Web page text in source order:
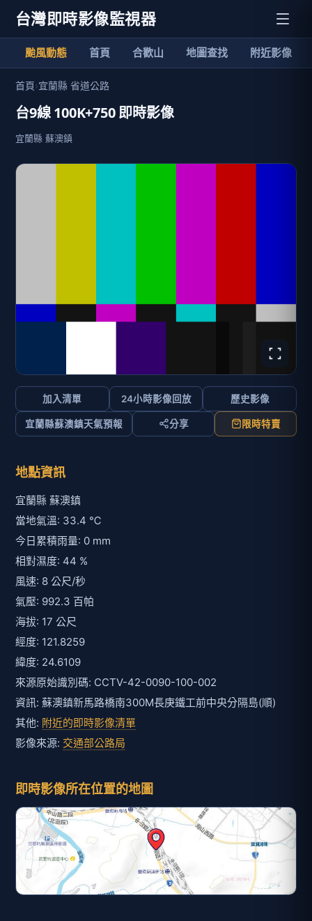
台灣即時影像監視器
颱風動態 首頁 合歡山 地圖查找 附近影像
首頁›宜蘭縣 省道公路
台9線 100K+750 即時影像
宜蘭縣 蘇澳鎮
加入清單 24小時影像回放 歷史影像
宜蘭縣蘇澳鎮天氣預報 分享 限時特賣
地點資訊
宜蘭縣 蘇澳鎮
當地氣溫: 33.4 ℃
今日累積雨量: 0 mm
相對濕度: 44 %
風速: 8 公尺/秒
氣壓: 992.3 百帕
海拔: 17 公尺
經度: 121.8259
緯度: 24.6109
來源原始識別碼: CCTV-42-0090-100-002
資訊: 蘇澳鎮新馬路橋南300M長庚鐵工前中央分隔島(順)
其他: 附近的即時影像清單
影像來源: 交通部公路局
即時影像所在位置的地圖